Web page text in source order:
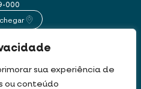
sua experiência de
ou conteúdo
000
1235